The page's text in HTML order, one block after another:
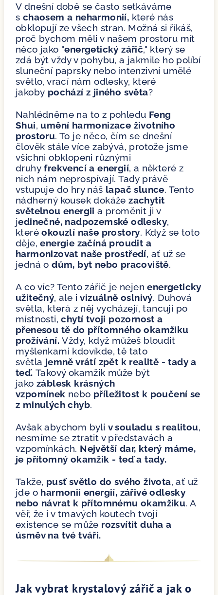
V dnešní době se často setkáváme
s chaosem a neharmonií, které nás
obklopují ze všech stran. Možná si říkáš,
proč bychom měli v našem prostoru mít
něco jako "energetický zářič," který se
zdá být vždy v pohybu, a jakmile ho políbí
sluneční paprsky nebo intenzivní umělé
světlo, vrací nám odlesky, které
jakoby pochází z jiného světa?
Nahlédněme na to z pohledu Feng
Shui, umění harmonizace životního
prostoru. To je něco, čím se dnešní
člověk stále více zabývá, protože jsme
všichni obklopeni různými
druhyfrekvencí a energií, a některé z
nich nám neprospívají. Tady právě
vstupuje do hry náš lapač slunce. Tento
nádherný kousek dokážezachytit
světelnou energii a proměnit ji v
jedinečné, nadpozemské odlesky,
kteréokouzlí naše prostory. Když se toto
děje,energie začíná proudit a
harmonizovat naše prostředí, ať už se
jedná odům, byt nebo pracoviště.
A co víc? Tento zářič je nejenenergeticky
užitečný, ale ivizuálně oslnivý. Duhová
světla, která z něj vycházejí, tancují po
místnosti,chytí tvoji pozornost a
přenesou tě do přítomného okamžiku
prožívání. Vždy, když můžeš bloudit
myšlenkami kdovíkde, tě tato
světla jemně vrátí zpět k realitě - tady a
teď. Takový okamžik může být
jako záblesk krásných
vzpomínek nebo příležitost k poučení se
z minulých chyb.
Avšak abychom byli v souladu s realitou,
nesmíme se ztratit v představách a
vzpomínkách. Největší dar, který máme,
je přítomný okamžik - teď a tady.
Takže, pusť světlo do svého života, ať už
jde o harmonii energií, zářivé odlesky
nebo návrat k přítomnému okamžiku. A
věř, že i v tmavých koutech tvojí
existence se může rozsvítit duha a
úsměv na tvé tváři.
Jak vybrat krystalový zářič a jak o